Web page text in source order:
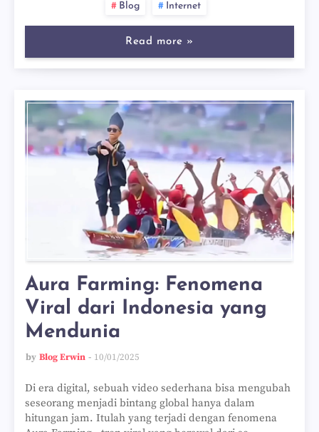
Blog Internet
Read more »
Aura Farming: Fenomena
Viral dari Indonesia yang
Mendunia
by Blog Erwin 10/01/2025
Di era digital, sebuah video sederhana bisa mengubah
seseorang menjadi bintang global hanya dalam
hitungan jam. Itulah yang terjadi dengan fenomena